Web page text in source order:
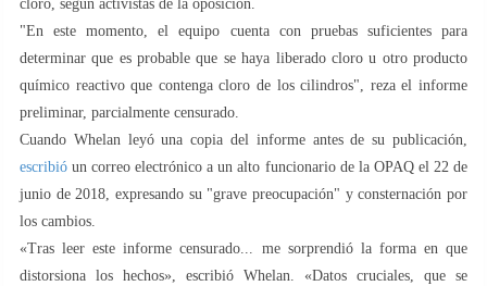
cloro, según activistas de la oposición.
"En este momento, el equipo cuenta con pruebas suficientes para
determinar que es probable que se haya liberado cloro u otro producto
químico reactivo que contenga cloro de los cilindros", reza el informe
preliminar, parcialmente censurado.
Cuando Whelan leyó una copia del informe antes de su publicación,
escribió un correo electrónico a un alto funcionario de la OPAQ el 22 de
junio de 2018, expresando su "grave preocupación" y consternación por
los cambios.
«Tras leer este informe censurado... me sorprendió la forma en que
distorsiona los hechos», escribió Whelan. «Datos cruciales, que se